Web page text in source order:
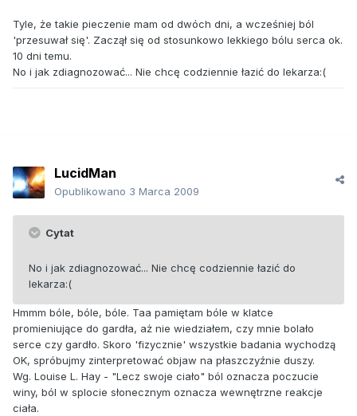
Tyle, że takie pieczenie mam od dwóch dni, a wcześniej ból
'przesuwał się'. Zaczął się od stosunkowo lekkiego bólu serca ok.
10 dni temu.
No i jak zdiagnozować... Nie chcę codziennie łazić do lekarza:(
LucidMan
Opublikowano 3 Marca 2009
Cytat
No i jak zdiagnozować... Nie chcę codziennie łazić do
lekarza:(
Hmmm bóle, bóle, bóle. Taa pamiętam bóle w klatce
promieniujące do gardła, aż nie wiedziałem, czy mnie bolało
serce czy gardło. Skoro 'fizycznie' wszystkie badania wychodzą
OK, spróbujmy zinterpretować objaw na płaszczyźnie duszy.
Wg. Louise L. Hay - "Lecz swoje ciało" ból oznacza poczucie
winy, ból w splocie słonecznym oznacza wewnętrzne reakcje
ciała.